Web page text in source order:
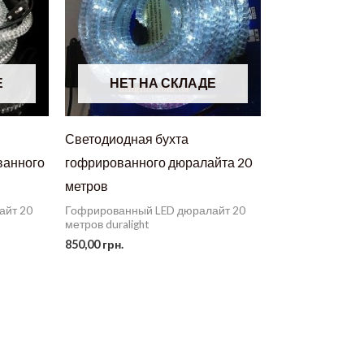
20
НЕТ НА СКЛАДЕ
Светодиодная бухта
гофрированного дюралайта 20
метров
Гофрированный LED дюралайт 20
метров duralight
850,00грн.